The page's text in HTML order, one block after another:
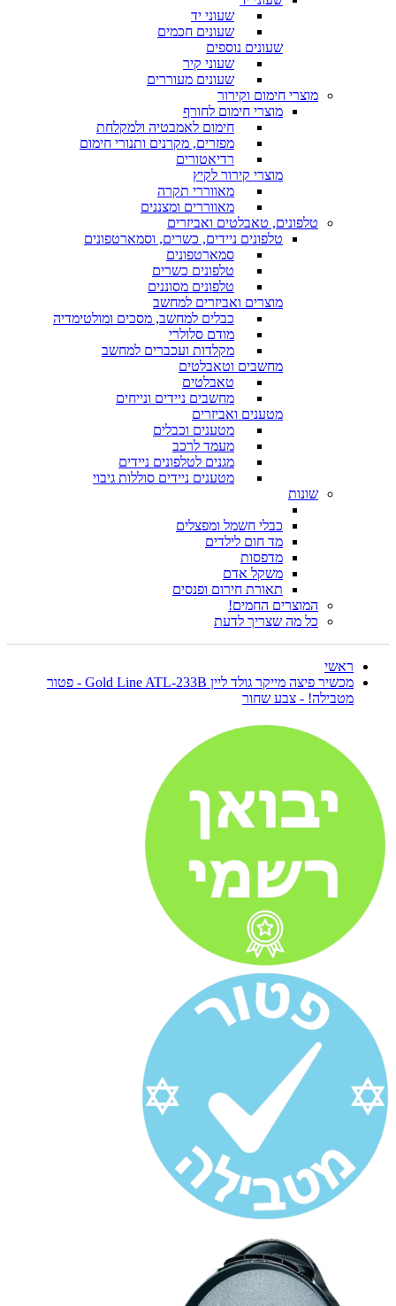
שעוני יד
שעונים חכמים
שעונים נוספים
שעוני קיר
שעונים מעוררים
מוצרי חימום וקירור
מוצרי חימום לחורף
חימום לאמבטיה ולמקלחת
מפזרים, מקרנים ותנורי חימום
רדיאטורים
מוצרי קירור לקיץ
מאווררי תקרה
מאווררים ומצננים
טלפונים, טאבלטים ואביזרים
טלפונים ניידים, כשרים, וסמארטפונים
סמארטפונים
טלפונים כשרים
טלפונים מסוננים
מוצרים ואביזרים למחשב
כבלים למחשב, מסכים ומולטימדיה
מודם סלולרי
מקלדות ועכברים למחשב
מחשבים וטאבלטים
טאבלטים
מחשבים ניידים ונייחים
מטענים ואביזרים
מטענים וכבלים
מעמד לרכב
מגנים לטלפונים ניידים
מטענים ניידים סוללות גיבוי
שונות
כבלי חשמל ומפצלים
מד חום לילדים
מדפסות
משקל אדם
תאורת חירום ופנסים
המוצרים החמים!
כל מה שצריך לדעת
ראשי
מכשיר פיצה מייקר גולד ליין Gold Line ATL-233B - פטור
מטבילה! - צבע שחור